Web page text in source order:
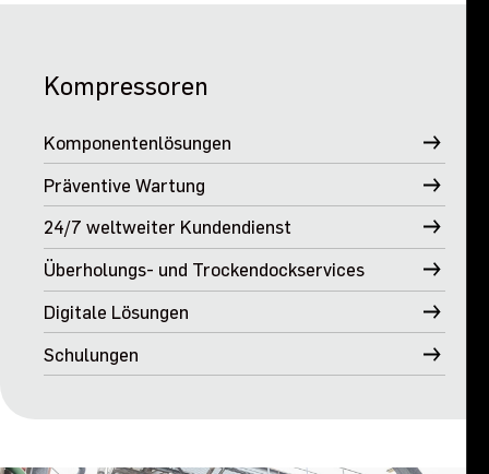
Kompressoren
Komponentenlösungen
Präventive Wartung
24/7 weltweiter Kundendienst
Überholungs- und Trockendockservices
Digitale Lösungen
Schulungen